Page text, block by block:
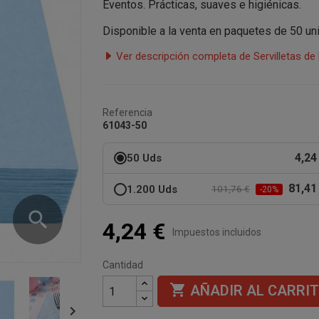
search

Eventos. Prácticas, suaves e higiénicas.
Disponible a la venta en paquetes de 50
Ver descripción completa de Servilletas
Referencia
61043-50
50 Uds 4,24
1.200 Uds 101,76 € -20%
4,24 € Impuestos incluidos
Cantidad
 AÑADIR AL